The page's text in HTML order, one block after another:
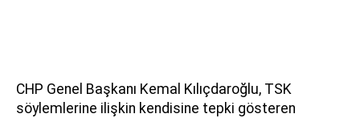
CHP Genel Başkanı Kemal Kılıçdaroğlu, TSK
söylemlerine ilişkin kendisine tepki gösteren